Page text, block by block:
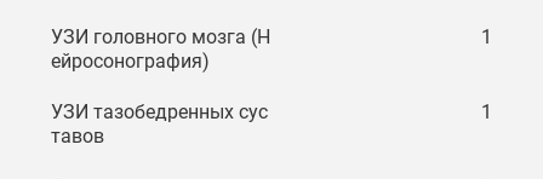
УЗИ головного мозга (Н
ейросонография)
1
УЗИ тазобедренных сус
тавов
1